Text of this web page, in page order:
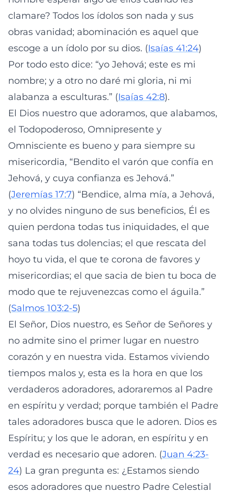
clamare? Todos los ídolos son nada y sus
obras vanidad; abominación es aquel que
escoge a un ídolo por su dios. (Isaías 41:24)
Por todo esto dice: “yo Jehová; este es mi
nombre; y a otro no daré mi gloria, ni mi
alabanza a esculturas.” (Isaías 42:8).
El Dios nuestro que adoramos, que alabamos,
el Todopoderoso, Omnipresente y
Omnisciente es bueno y para siempre su
misericordia, “Bendito el varón que confía en
Jehová, y cuya confianza es Jehová.”
(Jeremías 17:7) “Bendice, alma mía, a Jehová,
y no olvides ninguno de sus beneficios, Él es
quien perdona todas tus iniquidades, el que
sana todas tus dolencias; el que rescata del
hoyo tu vida, el que te corona de favores y
misericordias; el que sacia de bien tu boca de
modo que te rejuvenezcas como el águila.”
(Salmos 103:2-5)
El Señor, Dios nuestro, es Señor de Señores y
no admite sino el primer lugar en nuestro
corazón y en nuestra vida. Estamos viviendo
tiempos malos y, esta es la hora en que los
verdaderos adoradores, adoraremos al Padre
en espíritu y verdad; porque también el Padre
tales adoradores busca que le adoren. Dios es
Espíritu; y los que le adoran, en espíritu y en
verdad es necesario que adoren. (Juan 4:23-
24) La gran pregunta es: ¿Estamos siendo
esos adoradores que nuestro Padre Celestial